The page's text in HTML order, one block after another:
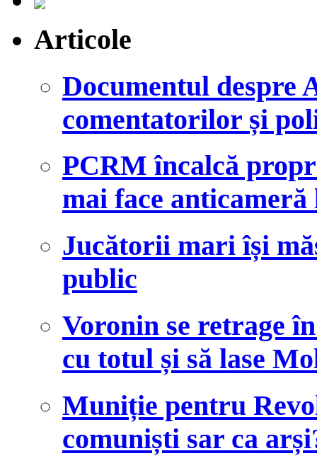
Articole
Documentul despre
comentatorilor și
PCRM încalcă
mai face
Jucătorii mari își
public
Voronin se retrage
cu totul și să lase
Muniție pentru
comuniști sar ca